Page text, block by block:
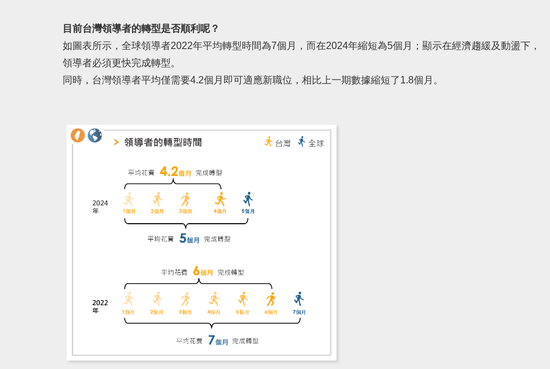
目前台灣領導者的轉型是否順利呢？
如圖表所示，全球領導者2022年平均轉型時間為7個月，而在2024年縮短為5個月；顯示在經濟趨緩及動盪下，
領導者必須更快完成轉型。
同時，台灣領導者平均僅需要4.2個月即可適應新職位，相比上一期數據縮短了1.8個月。